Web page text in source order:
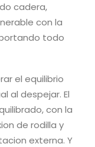
cadera,
con la
todo
el equilibrio
al despejar. El
con la
de rodilla y
externa. Y